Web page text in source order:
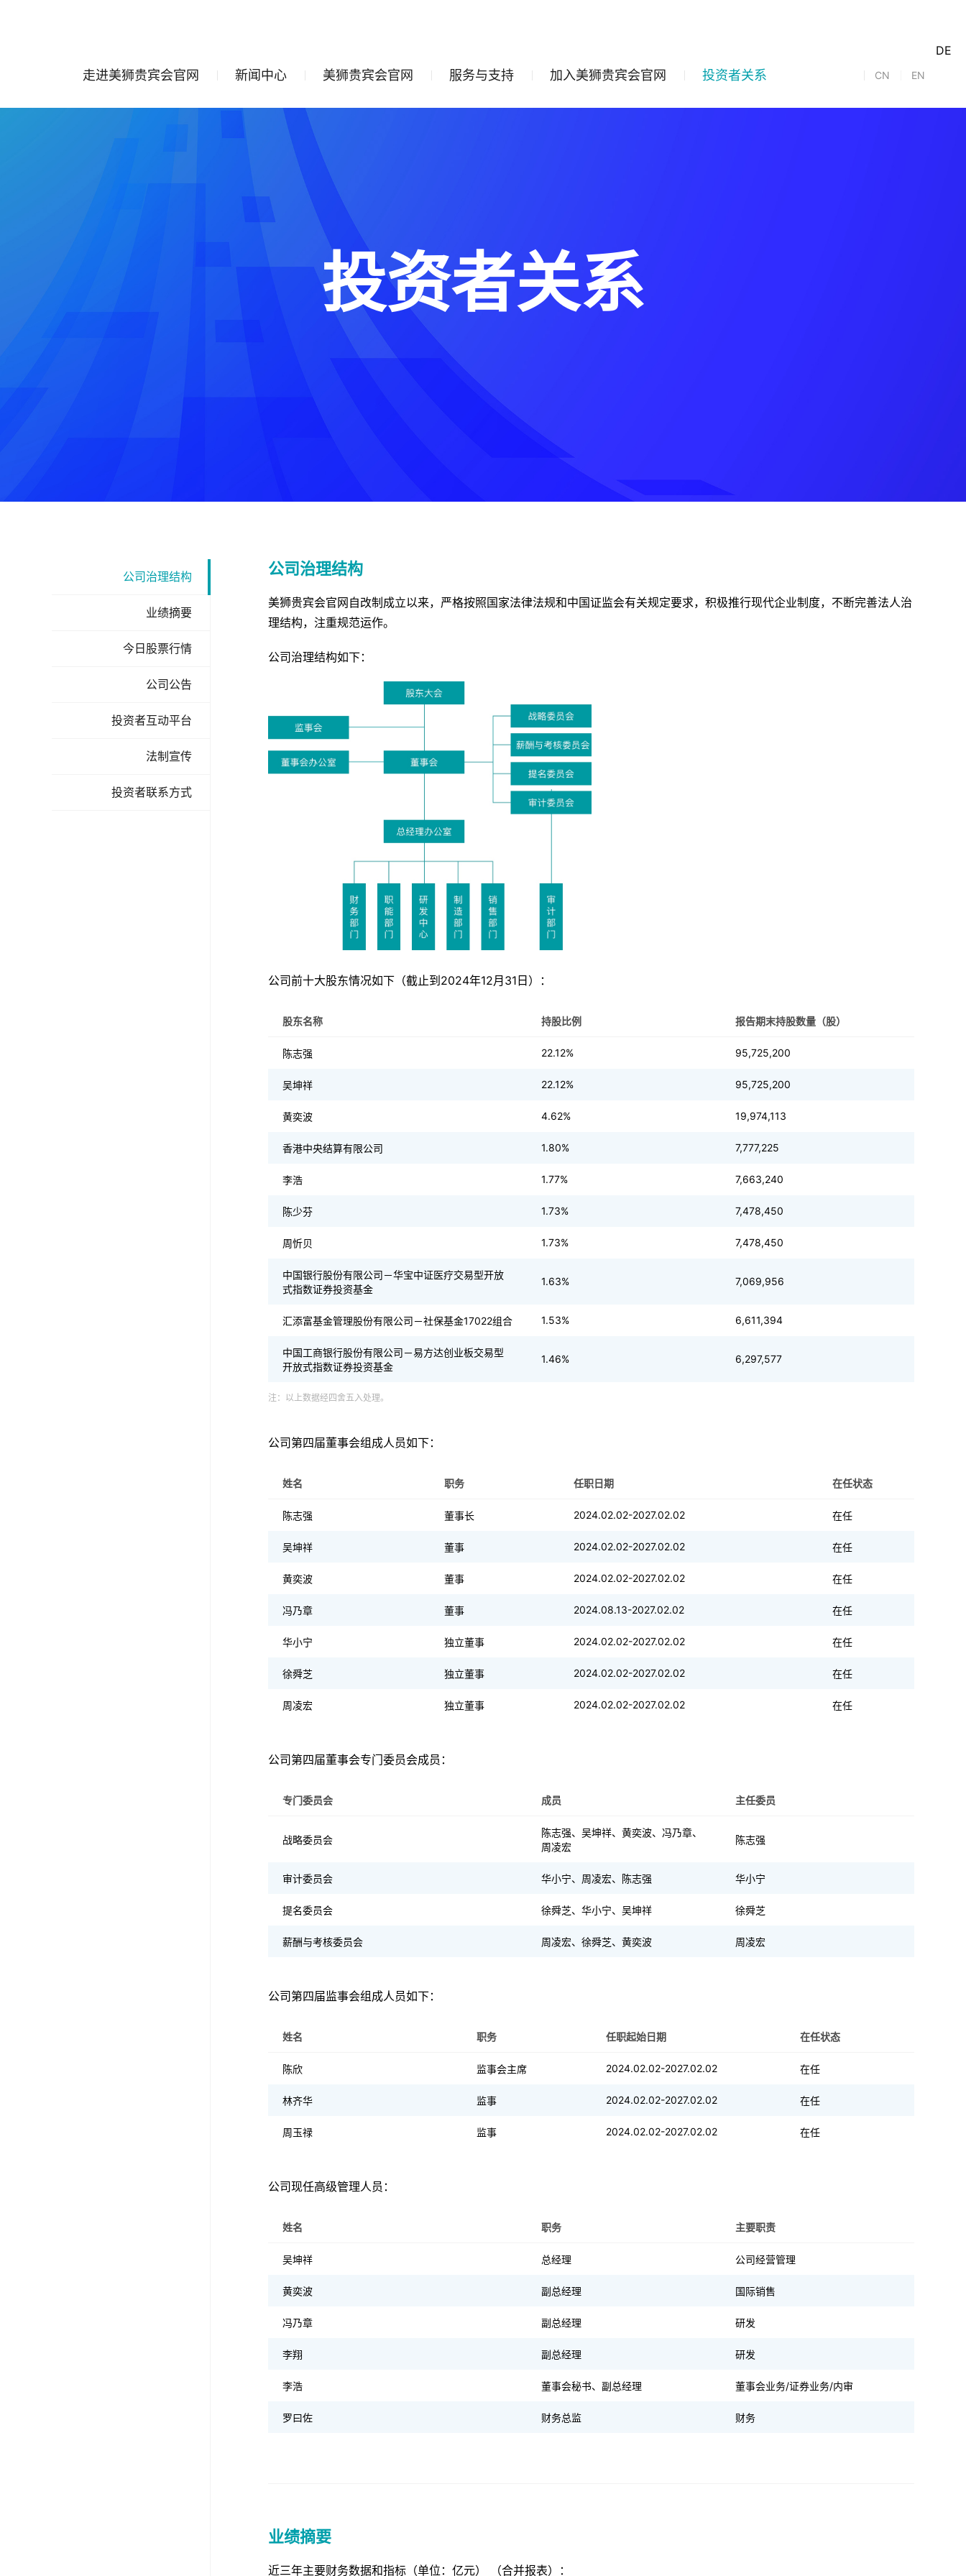
走进美狮贵宾会官网 新闻中心 美狮贵宾会官网 服务与支持 加入美狮贵宾会官网 投资者关系 CN EN
DE
投资者关系
公司治理结构
业绩摘要
今日股票行情
公司公告
投资者互动平台
法制宣传
投资者联系方式
公司治理结构
美狮贵宾会官网自改制成立以来，严格按照国家法律法规和中国证监会有关规定要求，积极推行现代企业制度，不断完善法人治
理结构，注重规范运作。
公司治理结构如下：
公司前十大股东情况如下（截止到2024年12月31日）：
股东名称 持股比例 报告期末持股数量（股）
陈志强 22.12% 95,725,200
吴坤祥 22.12% 95,725,200
黄奕波 4.62% 19,974,113
香港中央结算有限公司 1.80% 7,777,225
李浩 1.77% 7,663,240
陈少芬 1.73% 7,478,450
周忻贝 1.73% 7,478,450
中国银行股份有限公司－华宝中证医疗交易型开放
式指数证券投资基金
1.63% 7,069,956
汇添富基金管理股份有限公司－社保基金17022组合 1.53% 6,611,394
中国工商银行股份有限公司－易方达创业板交易型
开放式指数证券投资基金
1.46% 6,297,577
注：以上数据经四舍五入处理。
公司第四届董事会组成人员如下：
姓名 职务 任职日期 在任状态
陈志强 董事长 2024.02.02-2027.02.02 在任
吴坤祥 董事 2024.02.02-2027.02.02 在任
黄奕波 董事 2024.02.02-2027.02.02 在任
冯乃章 董事 2024.08.13-2027.02.02 在任
华小宁 独立董事 2024.02.02-2027.02.02 在任
徐舜芝 独立董事 2024.02.02-2027.02.02 在任
周凌宏 独立董事 2024.02.02-2027.02.02 在任
公司第四届董事会专门委员会成员：
专门委员会 成员 主任委员
战略委员会
陈志强、吴坤祥、黄奕波、冯乃章、
周凌宏
陈志强
审计委员会 华小宁、周凌宏、陈志强 华小宁
提名委员会 徐舜芝、华小宁、吴坤祥 徐舜芝
薪酬与考核委员会 周凌宏、徐舜芝、黄奕波 周凌宏
公司第四届监事会组成人员如下：
姓名 职务 任职起始日期 在任状态
陈欣 监事会主席 2024.02.02-2027.02.02 在任
林齐华 监事 2024.02.02-2027.02.02 在任
周玉禄 监事 2024.02.02-2027.02.02 在任
公司现任高级管理人员：
姓名 职务 主要职责
吴坤祥 总经理 公司经营管理
黄奕波 副总经理 国际销售
冯乃章 副总经理 研发
李翔 副总经理 研发
李浩 董事会秘书、副总经理 董事会业务/证券业务/内审
罗曰佐 财务总监 财务
业绩摘要
近三年主要财务数据和指标（单位：亿元） （合并报表）：